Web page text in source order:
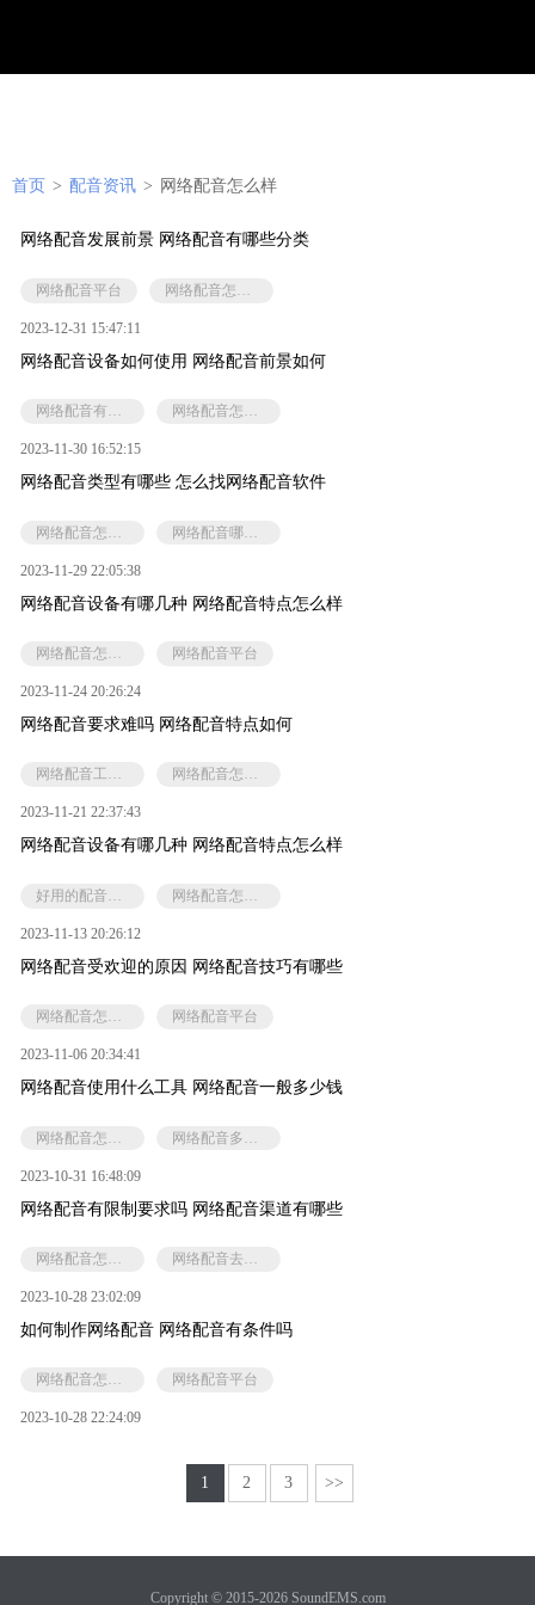
首页 > 配音资讯 > 网络配音怎么样
网络配音发展前景 网络配音有哪些分类
网络配音平台 网络配音怎么样
2023-12-31 15:47:11
网络配音设备如何使用 网络配音前景如何
网络配音有哪些分类 网络配音怎么样
2023-11-30 16:52:15
网络配音类型有哪些 怎么找网络配音软件
网络配音哪家好
2023-11-29 22:05:38
网络配音设备有哪几种 网络配音特点怎么样
网络配音怎么样 网络配音平台
2023-11-24 20:26:24
网络配音要求难吗 网络配音特点如何
网络配音工作基础 网络配音怎么样
2023-11-21 22:37:43
网络配音设备有哪几种 网络配音特点怎么样
好用的配音工具 网络配音怎么样
2023-11-13 20:26:12
网络配音受欢迎的原因 网络配音技巧有哪些
网络配音怎么样 网络配音平台
2023-11-06 20:34:41
网络配音使用什么工具 网络配音一般多少钱
2023-10-31 16:48:09
网络配音有限制要求吗 网络配音渠道有哪些
网络配音怎么样 网络配音去哪找
2023-10-28 23:02:09
如何制作网络配音 网络配音有条件吗
网络配音怎么样 网络配音平台
2023-10-28 22:24:09
1 2 3 >>
Copyright © 2015-2026 SoundEMS.com